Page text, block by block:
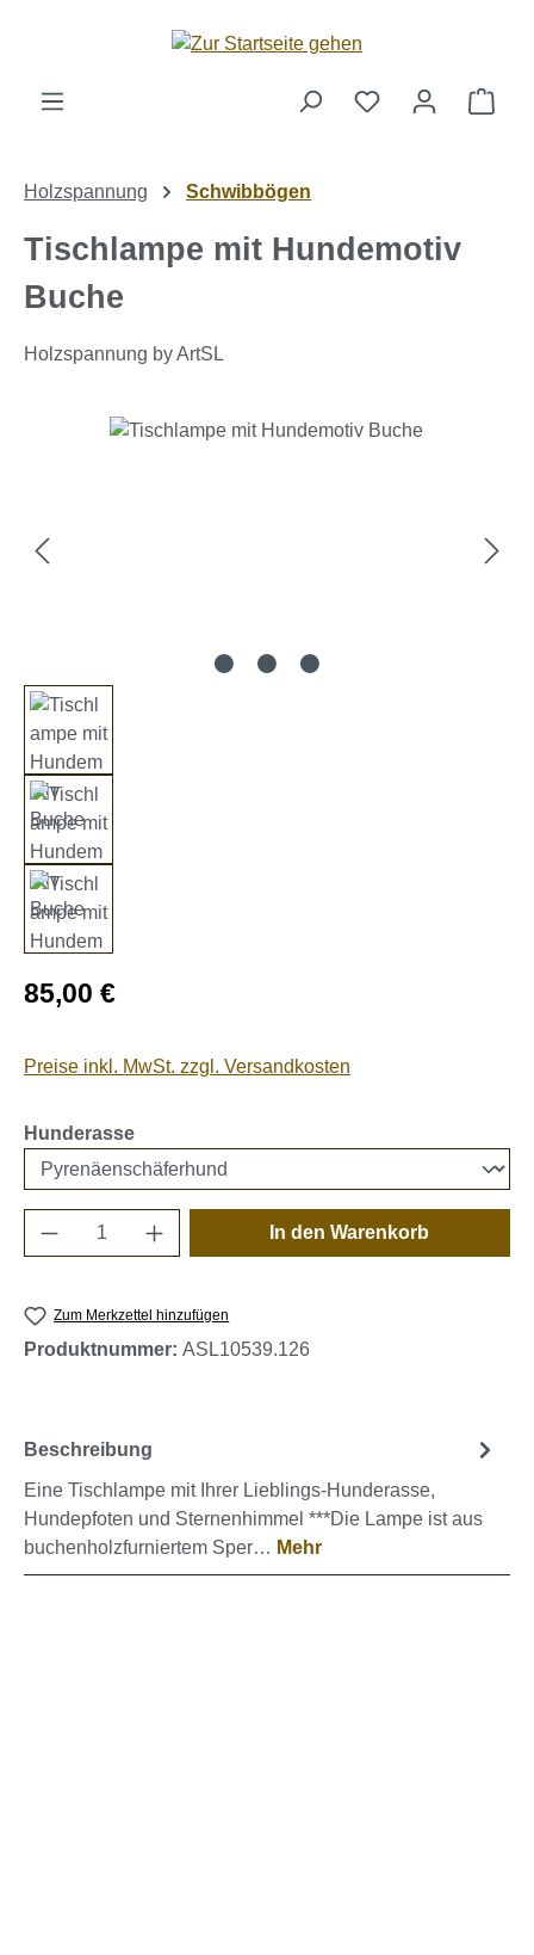
Zum Hauptinhalt springen
Holzspannung Schwibbögen
Tischlampe mit Hundemotiv
Buche
Holzspannung by ArtSL
Bildergalerie überspringen
Regulärer Preis:
85,00 €
Preise inkl. MwSt. zzgl. Versandkosten
Hunderasseauswählen
Produkt Anzahl: Gib den gewünschten
In den Warenkorb
Zum Merkzettel hinzufügen
Produktnummer: ASL10539.126
Beschreibung
Eine Tischlampe mit Ihrer Lieblings-Hunderasse,
Hundepfoten und Sternenhimmel ***Die Lampe ist aus
buchenholzfurniertem Sper… Mehr